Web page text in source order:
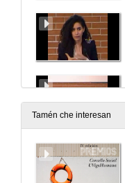
Tamén che interesan